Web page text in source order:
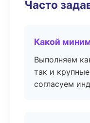
Часто
Какой
Выполняем
так и
согласуем